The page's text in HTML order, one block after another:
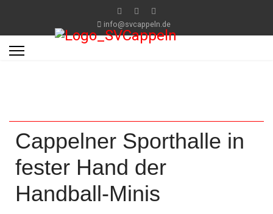
info@svcappeln.de
Cappelner Sporthalle in
fester Hand der
Handball-Minis